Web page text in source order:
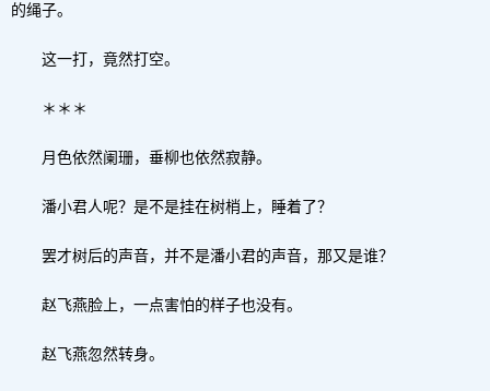
的绳子。
这一打，竟然打空。
＊＊＊
月色依然阑珊，垂柳也依然寂静。
潘小君人呢？是不是挂在树梢上，睡着了？
罢才树后的声音，并不是潘小君的声音，那又是谁？
赵飞燕脸上，一点害怕的样子也没有。
赵飞燕忽然转身。